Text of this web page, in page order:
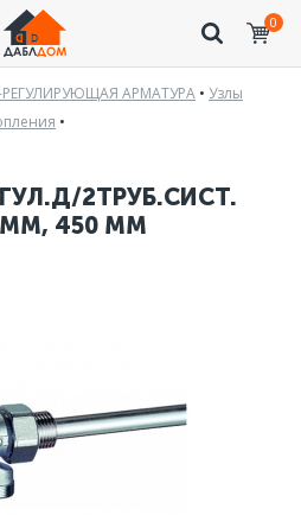
0
АРМАТУРА • Узлы
•
2ТРУБ.СИСТ.
ММ, 450 ММ